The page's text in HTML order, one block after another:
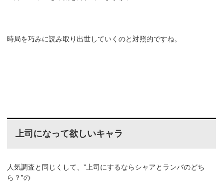
時局を巧みに読み取り出世していくのと対照的ですね。
上司になって欲しいキャラ
人気調査と同じくして、”上司にするならシャアとランバのどち
ら？”の